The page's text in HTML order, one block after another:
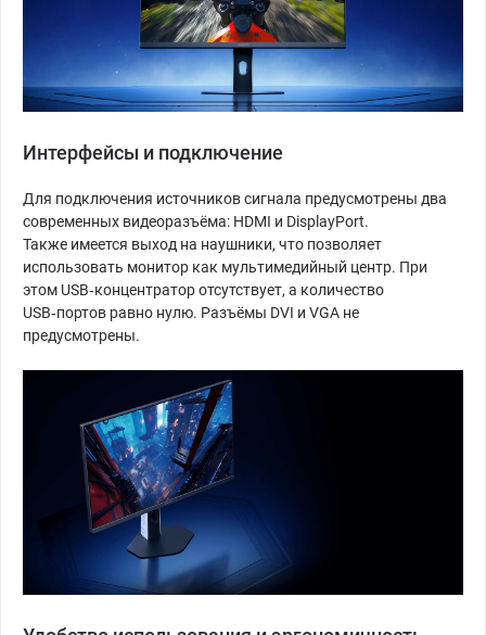
Интерфейсы и подключение
Для подключения источников сигнала предусмотрены два
современных видеоразъёма: HDMI и DisplayPort.
Также имеется выход на наушники, что позволяет
использовать монитор как мультимедийный центр. При
этом USB‑концентратор отсутствует, а количество
USB‑портов равно нулю. Разъёмы DVI и VGA не
предусмотрены.